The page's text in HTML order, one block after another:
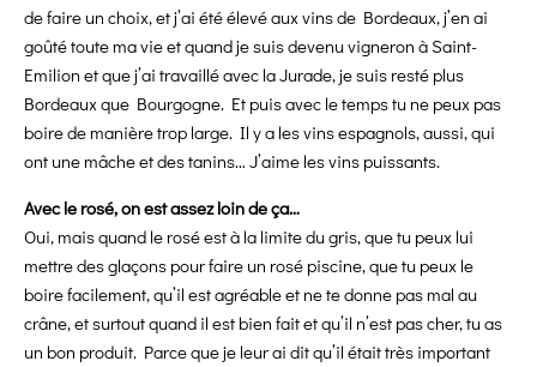
de faire un choix, et j’ai été élevé aux vins de Bordeaux, j’en ai
goûté toute ma vie et quand je suis devenu vigneron à Saint-
Emilion et que j’ai travaillé avec la Jurade, je suis resté plus
Bordeaux que Bourgogne. Et puis avec le temps tu ne peux pas
boire de manière trop large. Il y a les vins espagnols, aussi, qui
ont une mâche et des tanins… J’aime les vins puissants.
Avec le rosé, on est assez loin de ça…
Oui, mais quand le rosé est à la limite du gris, que tu peux lui
mettre des glaçons pour faire un rosé piscine, que tu peux le
boire facilement, qu’il est agréable et ne te donne pas mal au
crâne, et surtout quand il est bien fait et qu’il n’est pas cher, tu as
un bon produit. Parce que je leur ai dit qu’il était très important